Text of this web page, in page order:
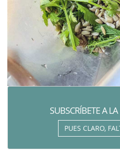
SUBSCRÍBETE A
PUES CLARO,